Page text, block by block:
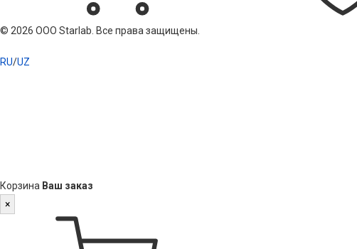
© 2026 ООО Starlab. Все права защищены.
RU/UZ
Корзина Ваш заказ
×